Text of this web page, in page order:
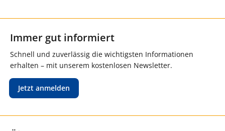
Immer gut informiert
Schnell und zuverlässig die wichtigsten Informationen
erhalten – mit unserem kostenlosen Newsletter.
Jetzt anmelden